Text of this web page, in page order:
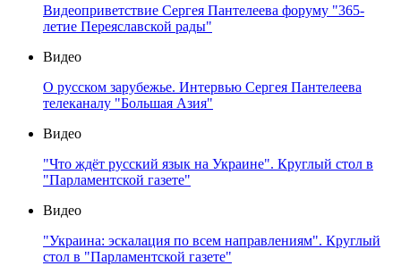
Видеоприветствие Сергея Пантелеева форуму "365-
летие Переяславской рады"
Видео
О русском зарубежье. Интервью Сергея Пантелеева
телеканалу "Большая Азия"
Видео
"Что ждёт русский язык на Украине". Круглый стол в
"Парламентской газете"
Видео
"Украина: эскалация по всем направлениям". Круглый
стол в "Парламентской газете"